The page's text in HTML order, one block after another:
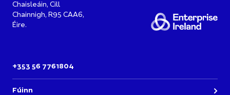
Chaisleáin, Cill
Chainnigh, R95 CAA6,
Éire.
+353 56 7761804
Fúinn